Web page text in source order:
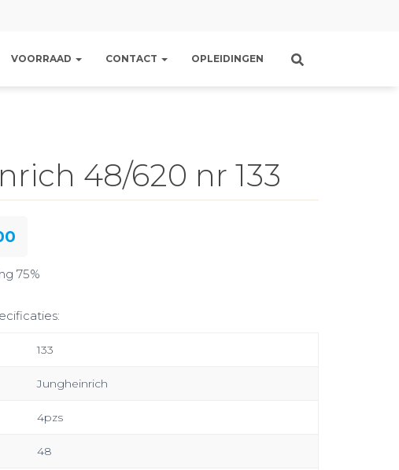
VOORRAAD CONTACT OPLEIDINGEN
48/620 nr 133
75%
133
Jungheinrich
4pzs
48